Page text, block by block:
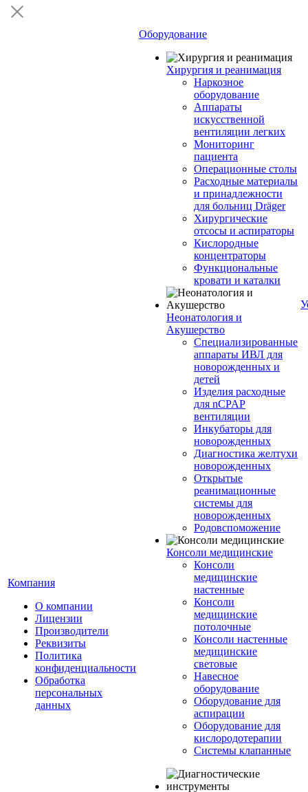
Компания
О компании
Лицензии
Производители
Реквизиты
Политика
конфиденциальности
Обработка
персональных
данных
Оборудование
Хирургия и реанимация
Наркозное
оборудование
Аппараты
искусственной
вентиляции легких
Мониторинг
пациента
Операционные столы
Расходные материалы
и принадлежности
для больниц Dräger
Хирургические
отсосы и аспираторы
Кислородные
концентраторы
Функциональные
кровати и каталки
Неонатология и
Акушерство
Специализированные
аппараты ИВЛ для
новорожденных и
детей
Изделия расходные
для nCPAP
вентиляции
Инкубаторы для
новорожденных
Диагностика желтухи
новорожденных
Открытые
реанимационные
системы для
новорожденных
Родовспоможение
Консоли медицинские
Консоли
медицинские
настенные
Консоли
медицинские
потолочные
Консоли настенные
медицинские
световые
Навесное
оборудование
Оборудование для
аспирации
Оборудование для
кислородотерапии
Системы клапанные